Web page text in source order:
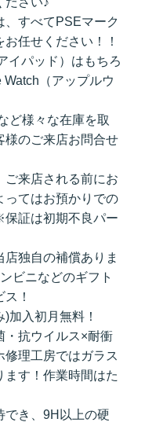
、すべてPSEマーク
任せください！！
イパッド）はもちろ
（アップルウ
ど様々な在庫を取
様のご来店お問合せ
来店される前にお
てはお預かりでの
証は初期不良パー
独自の補償ありま
ビニなどのギフト
！
加入初月無料！
抗ウイルス×耐衝
理工房ではガラス
ます！作業時間はた
でき、9H以上の硬